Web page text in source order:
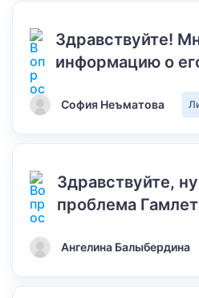
Здравствуйте!
информацию о
София Неъматова
Здравствуйте,
проблема
Ангелина Балыбердина